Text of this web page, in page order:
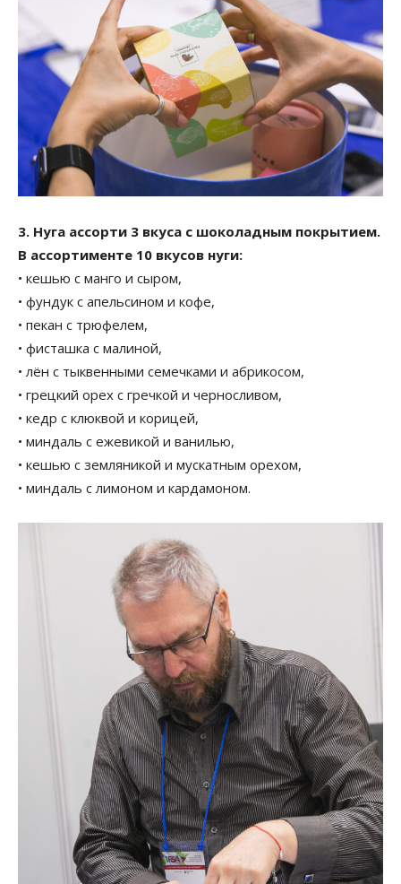
3. Нуга ассорти 3 вкуса с шоколадным покрытием.
В ассортименте 10 вкусов нуги:
• кешью с манго и сыром,
• фундук с апельсином и кофе,
• пекан с трюфелем,
• фисташка с малиной,
• лён с тыквенными семечками и абрикосом,
• грецкий орех с гречкой и черносливом,
• кедр с клюквой и корицей,
• миндаль с ежевикой и ванилью,
• кешью с земляникой и мускатным орехом,
• миндаль с лимоном и кардамоном.